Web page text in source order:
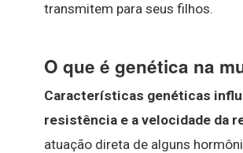
transmitem para seus filhos.
O que é genética na
Características genéticas
resistência e a velocidade da
atuação direta de alguns